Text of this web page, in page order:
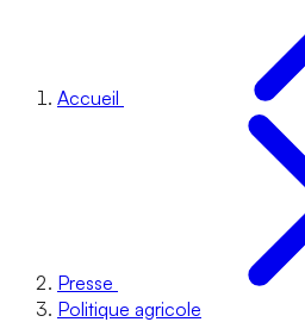
Accueil
Presse
Politique agricole